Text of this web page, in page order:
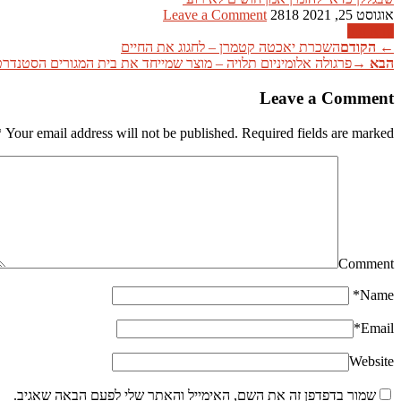
אוגוסט 25, 2021
Leave a Comment 2818
← הקודםהשכרת יאכטה קטמרן – לחגוג את החיים
הבא →פרגולה אלומיניום תלויה – מוצר שמייחד את בית המגורים
Leave a Comment
Your email address will not be published. Required fields are marked
Comment
Name
*
Email
*
Website
שמור בדפדפן זה את השם, האימייל והאתר שלי לפעם הבאה שאגיב.